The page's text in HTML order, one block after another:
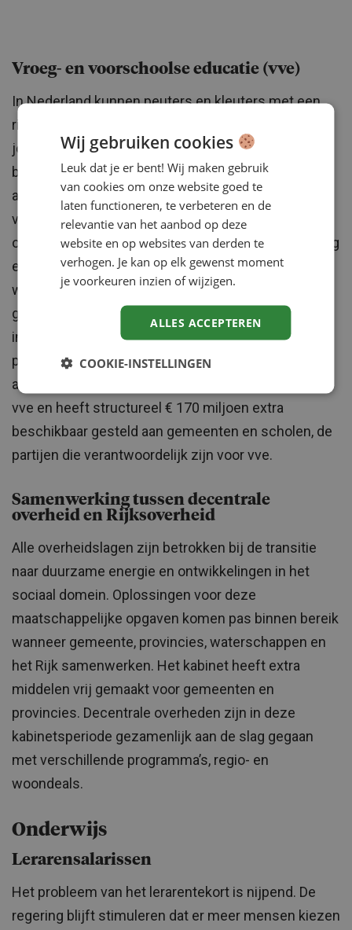
Vroeg- en voorschoolse educatie (vve)
In Nederland kunnen peuters en kleuters met een
risico op een taal- of ontwikkelachterstand in hun
jonge jaren door vve worden ondersteund. Hierdoor
beginnen zij de basisschool niet met een (grote)
achterstand. De situatie in Nederland is voor
verbetering vatbaar: de kwaliteit kan hoger, het
opleidingsniveau van vve-medewerkers kan omhoog
en kinderen kunnen meer uren volgen. Daarnaast
wordt niet altijd de doelgroep bereikt: niet alle
gemeenten hebben hun doelgroep goed in beeld en
in een kwart van de gemeenten zijn niet genoeg
plaatsen voor alle kinderen met een risico op een
achterstand. Het kabinet benadrukt het belang van
vve en heeft structureel € 170 miljoen extra
beschikbaar gesteld aan gemeenten en scholen, de
partijen die verantwoordelijk zijn voor vve.
Samenwerking tussen decentrale
overheid en Rijksoverheid
Alle overheidslagen zijn betrokken bij de transitie
naar duurzame energie en ontwikkelingen in het
sociaal domein. Oplossingen voor deze
maatschappelijke opgaven komen pas binnen bereik
wanneer gemeente, provincies, waterschappen en
het Rijk samenwerken. Het kabinet heeft extra
middelen vrij gemaakt voor gemeenten en
provincies. Decentrale overheden zijn in deze
kabinetsperiode gezamenlijk aan de slag gegaan
met verschillende programma’s, regio- en
woondeals.
Onderwijs
Lerarensalarissen
Het probleem van het lerarentekort is nijpend. De
regering blijft stimuleren dat er meer mensen kiezen
Wij gebruiken cookies
Leuk dat je er bent! Wij maken gebruik
van cookies om onze website goed te
laten functioneren, te verbeteren en de
relevantie van het aanbod op deze
website en op websites van derden te
verhogen. Je kan op elk gewenst moment
je voorkeuren inzien of wijzigen.
ALLES ACCEPTEREN
COOKIE-INSTELLINGEN